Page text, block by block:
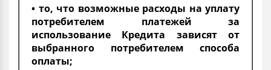
• то, что возможные расходы на уплату
потребителем платежей за
использование Кредита зависят от
выбранного потребителем способа
оплаты;